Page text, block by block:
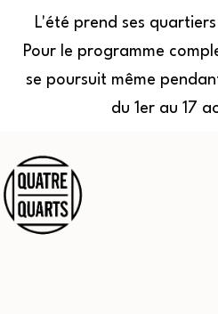
L'été prend ses
Pour le programme
se poursuit même
du 1er au 17
au
contenu